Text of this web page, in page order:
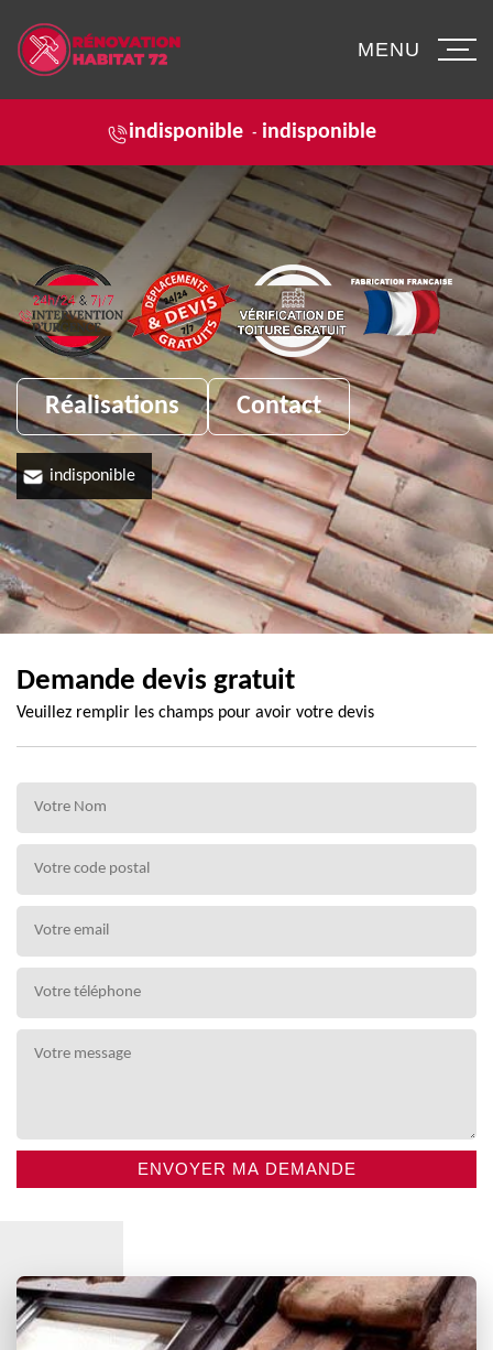
indisponible - indisponible
MENU
Réalisations Contact
indisponible
Demande devis gratuit
Veuillez remplir les champs pour avoir votre devis